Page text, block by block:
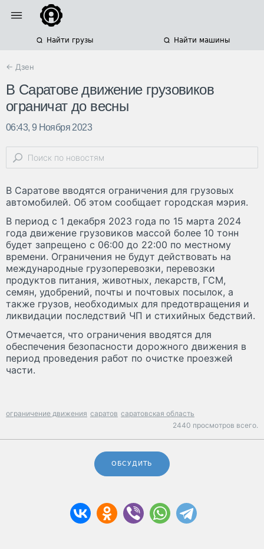
Найти грузы Найти машины
← Дзен
В Саратове движение грузовиков
ограничат до весны
06:43, 9 Ноября 2023
В Саратове вводятся ограничения для грузовых
автомобилей. Об этом сообщает городская мэрия.
В период с 1 декабря 2023 года по 15 марта 2024
года движение грузовиков массой более 10 тонн
будет запрещено с 06:00 до 22:00 по местному
времени. Ограничения не будут действовать на
международные грузоперевозки, перевозки
продуктов питания, животных, лекарств, ГСМ,
семян, удобрений, почты и почтовых посылок, а
также грузов, необходимых для предотвращения и
ликвидации последствий ЧП и стихийных бедствий.
Отмечается, что ограничения вводятся для
обеспечения безопасности дорожного движения в
период проведения работ по очистке проезжей
части.
ограничение движения саратов саратовская область
2440 просмотров всего.
ОБСУДИТЬ